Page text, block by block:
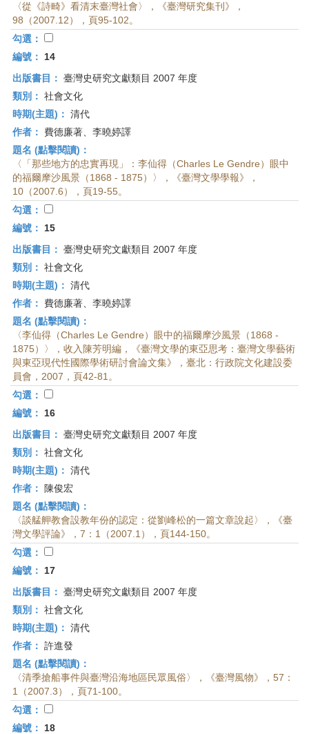
〈從《詩畸》看清末臺灣社會〉，《臺灣研究集刊》，
98（2007.12），頁95-102。
勾選：
編號：
14
出版書目： 臺灣史研究文獻類目 2007 年度
類別： 社會文化
時期(主題)： 清代
作者：
費德廉著、李曉婷譯
題名 (點擊閱讀)：
〈「那些地方的忠實再現」：李仙得（Charles Le Gendre）眼中
的福爾摩沙風景（1868 - 1875）〉，《臺灣文學學報》，
10（2007.6），頁19-55。
勾選：
編號：
15
出版書目： 臺灣史研究文獻類目 2007 年度
類別： 社會文化
時期(主題)： 清代
作者：
費德廉著、李曉婷譯
題名 (點擊閱讀)：
〈李仙得（Charles Le Gendre）眼中的福爾摩沙風景（1868 -
1875）〉，收入陳芳明編，《臺灣文學的東亞思考：臺灣文學藝術
與東亞現代性國際學術研討會論文集》，臺北：行政院文化建設委
員會，2007，頁42-81。
勾選：
編號：
16
出版書目： 臺灣史研究文獻類目 2007 年度
類別： 社會文化
時期(主題)： 清代
作者：
陳俊宏
題名 (點擊閱讀)：
〈談艋舺教會設教年份的認定：從劉峰松的一篇文章說起〉，《臺
灣文學評論》，7：1（2007.1），頁144-150。
勾選：
編號：
17
出版書目： 臺灣史研究文獻類目 2007 年度
類別： 社會文化
時期(主題)： 清代
作者： 許進發
題名 (點擊閱讀)：
〈清季搶船事件與臺灣沿海地區民眾風俗〉，《臺灣風物》，57：
1（2007.3），頁71-100。
勾選：
編號：
18